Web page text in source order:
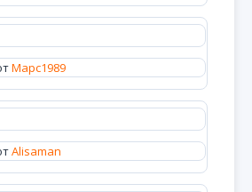
Марс1989
Alisaman